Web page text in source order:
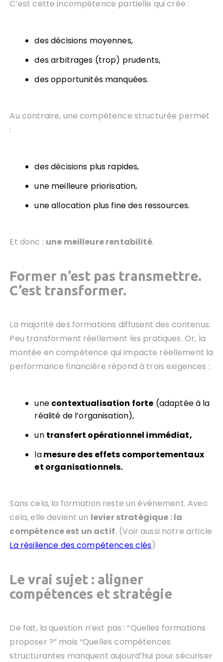
C’est cette incompétence partielle qui crée :
des décisions moyennes,
des arbitrages (trop) prudents,
des opportunités manquées.
Au contraire, une compétence structurée permet
:
des décisions plus rapides,
une meilleure priorisation,
une allocation plus fine des ressources.
Et donc : une meilleure rentabilité.
Former n’est pas transmettre.
C’est transformer.
La majorité des formations diffusent des contenus.
Peu transforment réellement les pratiques. Or, la
montée en compétence qui impacte réellement la
performance financière répond à trois exigences :
une contextualisation forte (adaptée à la
réalité de l’organisation),
un transfert opérationnel immédiat,
lamesure des effets comportementaux
et organisationnels.
Sans cela, la formation reste un événement. Avec
cela, elle devient un levier stratégique : la
compétence est un actif. (Voir aussi notre article
La résilience des compétences clés)
Le vrai sujet : aligner
compétences et stratégie
De fait, la question n’est pas : “Quelles formations
proposer ?” mais “Quelles compétences
structurantes manquent aujourd’hui pour sécuriser